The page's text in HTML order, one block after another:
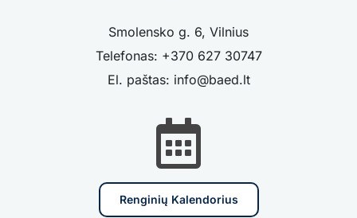
Smolensko g. 6, Vilnius
Telefonas: +370 627 30747
El. paštas: info@baed.lt
Renginių Kalendorius